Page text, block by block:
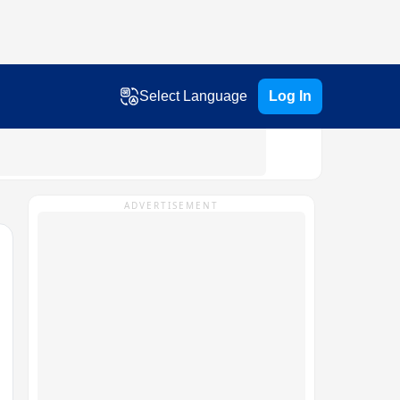
Select Language Log In
ADVERTISEMENT